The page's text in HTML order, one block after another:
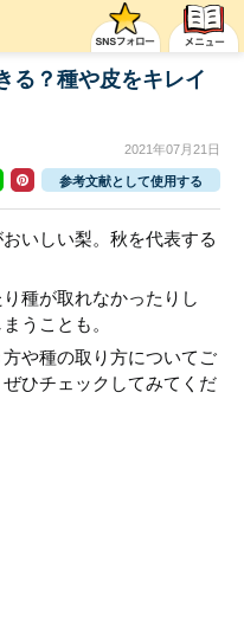
る？種や皮をキレイ
2021年07月21日
参考文献として使用する
いしい梨。秋を代表する
種が取れなかったりし
うことも。
や種の取り方についてご
ひチェックしてみてくだ